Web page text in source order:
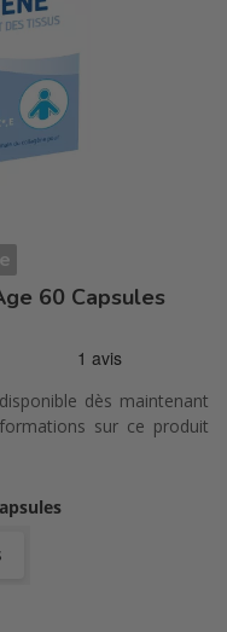
60 Capsules
dès maintenant
sur ce produit